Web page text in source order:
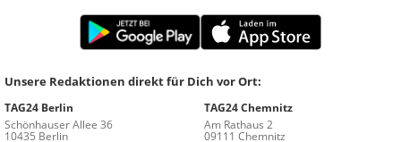
Unsere Redaktionen direkt für Dich vor Ort:
TAG24 Berlin
Schönhauser Allee 36
10435 Berlin
TAG24 Chemnitz
Am Rathaus 2
09111 Chemnitz